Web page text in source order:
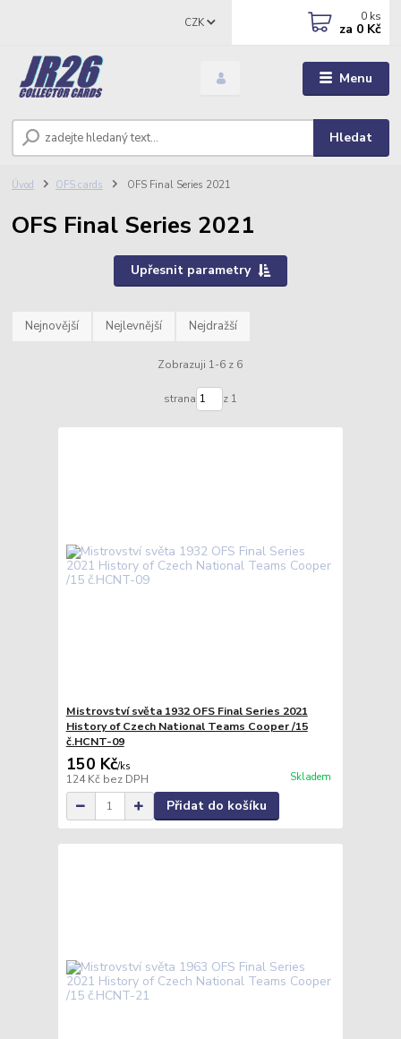
Menu
CZK
Hledat
0 ks
za 0 Kč
Úvod OFS cards OFS Final Series 2021
OFS Final Series 2021
Upřesnit parametry
Nejnovější Nejlevnější Nejdražší
Zobrazuji 1-6 z 6
strana z 1
Mistrovství světa 1932 OFS Final Series 2021
History of Czech National Teams Cooper /15
č.HCNT-09
150 Kč/ks
124 Kč bez DPH Skladem
Přidat do košíku